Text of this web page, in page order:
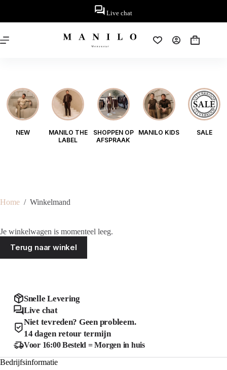
de
Live chat
NEW
MANILO THE
LABEL
SHOPPEN OP
AFSPRAAK
MANILO KIDS SALE
Home / Winkelmand
Je winkelwagen is momenteel leeg.
Terug naar winkel
Snelle Levering
Live chat
Niet tevreden? Geen probleem.
14 dagen retour termijn
Voor 16:00 Besteld = Morgen in huis
Bedrijfsinformatie